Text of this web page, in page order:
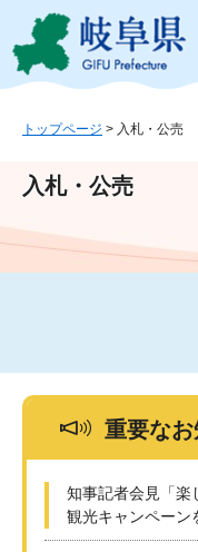
ジ
ュ
文
トップページ > 入札・公売
入札・公売
重要な
知事記者会見「楽
観光キャンペーン